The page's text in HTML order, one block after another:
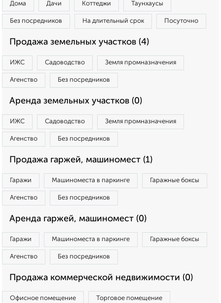
Дома Дачи Коттеджи Таунхаусы
Без посредников На длительный срок Посуточно
Продажа земельных участков (4)
ИЖС Садоводство Земля промназначения
Агенство Без посредников
Аренда земельных участков (0)
ИЖС Садоводство Земля промназначения
Агенство Без посредников
Продажа гаржей, машиномест (1)
Гаражи Машиноместа в паркинге Гаражные боксы
Агенство Без посредников
Аренда гаржей, машиномест (0)
Гаражи Машиноместа в паркинге Гаражные боксы
Агенство Без посредников
Продажа коммерческой недвижимости (0)
Офисное помещение Торговое помещение